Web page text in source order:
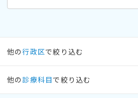
他の行政区で絞り込む
他の 診療科目で絞り込む